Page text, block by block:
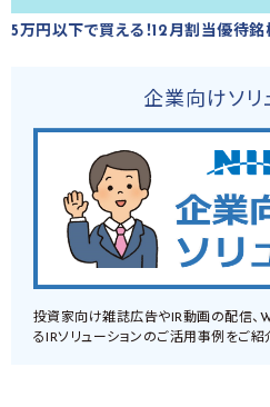
5万円以下で買える！12月割当優待
企業向けソリ
投資家向け雑誌広告やIR動画の配信、
るIRソリューションのご活用事例をご紹